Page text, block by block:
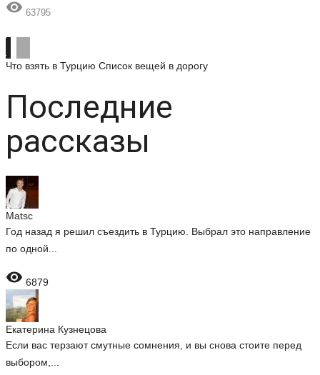
 63795
Что взять в Турцию Список вещей в дорогу
Последние
рассказы
Matsc
Год назад я решил съездить в Турцию. Выбрал это направление
по одной...
 6879
Екатерина Кузнецова
Если вас терзают смутные сомнения, и вы снова стоите перед
выбором,...